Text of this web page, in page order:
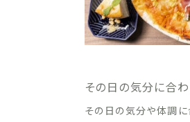
その日の気分に合
その日の気分や体調に